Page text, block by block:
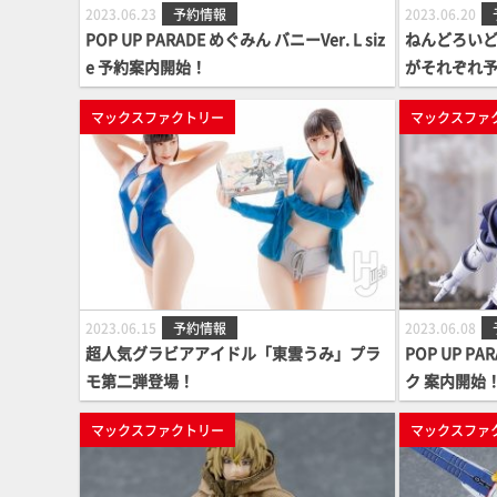
2023.06.23 予約情報
POP UP PARADE めぐみん バニーVer. L siz
e 予約案内開始！
2023.06.20
ねんどろい
がそれぞれ
マックスファクトリー
2023.06.15 予約情報
超人気グラビアアイドル「東雲うみ」プラ
モ第二弾登場！
マックスファ
2023.06.08
POP UP
ク 案内開始
マックスファクトリー マックスファ